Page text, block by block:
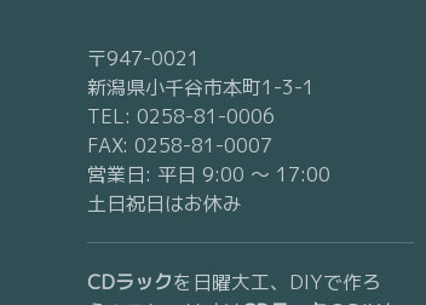
〒947-0021
新潟県小千谷市本町1-3-1
TEL: 0258-81-0006
FAX: 0258-81-0007
営業日: 平日 9:00 〜 17:00
土日祝日はお休み
CDラックを日曜大工、DIYで作ろ